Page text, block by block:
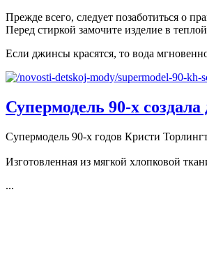
Прежде всего, следует позаботиться о
Перед стиркой замочите изделие в
Если джинсы красятся, то вода
Супермодель 90-х
Супермодель 90-х годов Кристи
Изготовленная из мягкой хлопковой
...